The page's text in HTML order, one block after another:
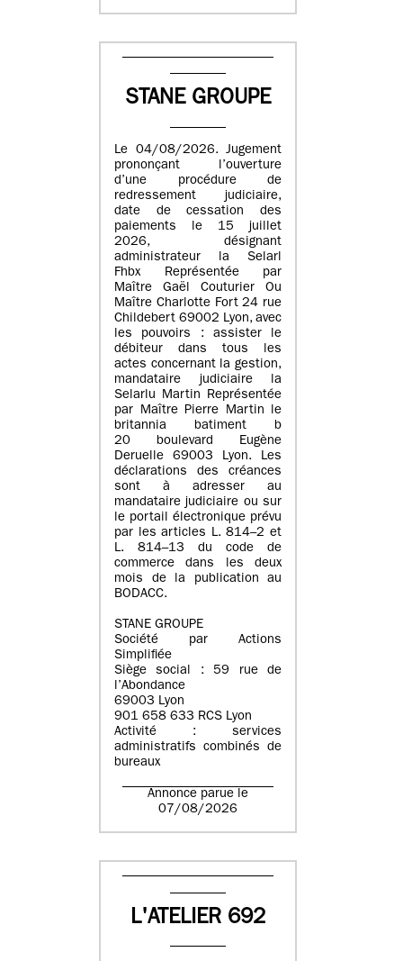
STANE GROUPE
Le 04/08/2026. Jugement
prononçant l’ouverture
d’une procédure de
redressement judiciaire,
date de cessation des
paiements le 15 juillet
2026, désignant
administrateur la Selarl
Fhbx Représentée par
Maître Gaël Couturier Ou
Maître Charlotte Fort 24 rue
Childebert 69002 Lyon, avec
les pouvoirs : assister le
débiteur dans tous les
actes concernant la gestion,
mandataire judiciaire la
Selarlu Martin Représentée
par Maître Pierre Martin le
britannia batiment b
20 boulevard Eugène
Deruelle 69003 Lyon. Les
déclarations des créances
sont à adresser au
mandataire judiciaire ou sur
le portail électronique prévu
par les articles L. 814–2 et
L. 814–13 du code de
commerce dans les deux
mois de la publication au
BODACC.
STANE GROUPE
Société par Actions
Simplifiée
Siège social : 59 rue de
l’Abondance
69003 Lyon
901 658 633 RCS Lyon
Activité : services
administratifs combinés de
bureaux
Annonce parue le
07/08/2026
L'ATELIER 692